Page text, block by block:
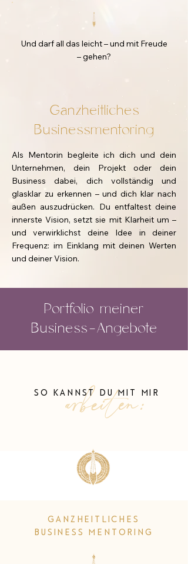
Und darf all das leicht – und mit Freude
– gehen?
Ganzheitliches
Businessmentoring
Als Mentorin begleite ich dich und dein
Unternehmen, dein Projekt oder dein
Business dabei, dich vollständig und
glasklar zu erkennen – und dich klar nach
außen auszudrücken. Du entfaltest deine
innerste Vision, setzt sie mit Klarheit um –
und verwirklichst deine Idee in deiner
Frequenz: im Einklang mit deinen Werten
und deiner Vision.
Portfolio meiner
Business-Angebote
GANZHEITLICHES
BUSINESS MENTORING
arbeiten:
SO KANNST DU MIT MIR